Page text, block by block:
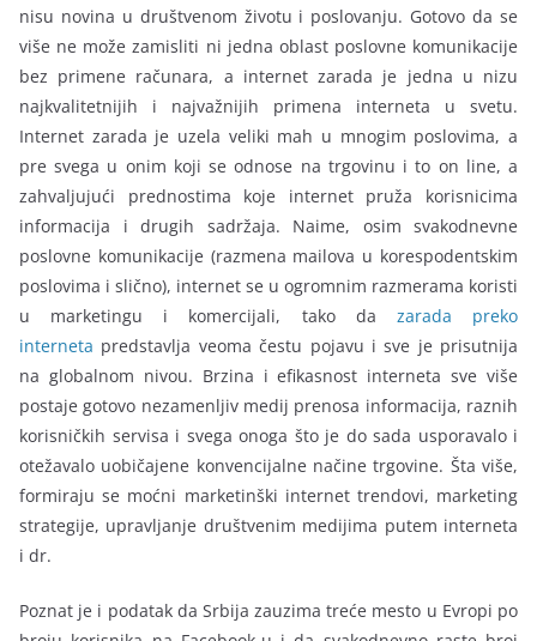
nisu novina u društvenom životu i poslovanju. Gotovo da se
više ne može zamisliti ni jedna oblast poslovne komunikacije
bez primene računara, a internet zarada je jedna u nizu
najkvalitetnijih i najvažnijih primena interneta u svetu.
Internet zarada je uzela veliki mah u mnogim poslovima, a
pre svega u onim koji se odnose na trgovinu i to on line, a
zahvaljujući prednostima koje internet pruža korisnicima
informacija i drugih sadržaja. Naime, osim svakodnevne
poslovne komunikacije (razmena mailova u korespodentskim
poslovima i slično), internet se u ogromnim razmerama koristi
u marketingu i komercijali, tako da zarada preko
interneta predstavlja veoma čestu pojavu i sve je prisutnija
na globalnom nivou. Brzina i efikasnost interneta sve više
postaje gotovo nezamenljiv medij prenosa informacija, raznih
korisničkih servisa i svega onoga što je do sada usporavalo i
otežavalo uobičajene konvencijalne načine trgovine. Šta više,
formiraju se moćni marketinški internet trendovi, marketing
strategije, upravljanje društvenim medijima putem interneta
i dr.
Poznat je i podatak da Srbija zauzima treće mesto u Evropi po